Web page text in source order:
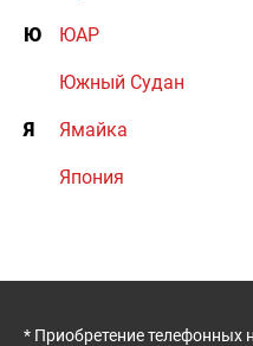
Ю ЮАР
Южный Судан
Я Ямайка
Япония
* Приобретение телефонных